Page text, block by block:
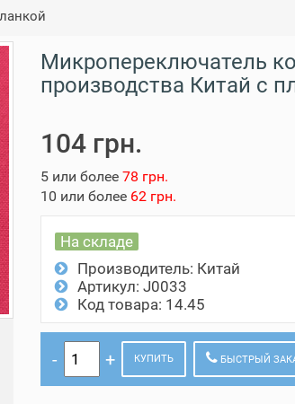
Микропереключатель
производства Китай с
104 грн.
5 или более78 грн.
10 или более 62 грн.
На складе
Производитель: Китай
Артикул: J0033
Код товара: 14.45
КУПИТЬ БЫСТРЫЙ